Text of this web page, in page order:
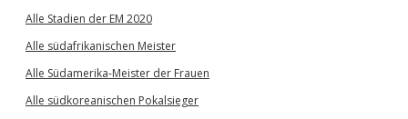
Alle Stadien der EM 2020
Alle südafrikanischen Meister
Alle Südamerika-Meister der Frauen
Alle südkoreanischen Pokalsieger